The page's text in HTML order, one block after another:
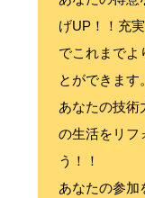
げUP！！充
でこれまでよ
とができます。
あなたの技術
の生活をリフ
う！！
あなたの参加